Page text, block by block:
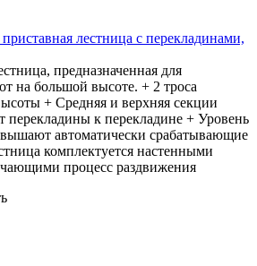
лестница с перекладинами,
предназначенная для
на большой высоте. + 2 троса
+ Средняя и верхняя секции
перекладины к перекладине + Уровень
автоматически срабатывающие
комплектуется настенными
процесс раздвижения